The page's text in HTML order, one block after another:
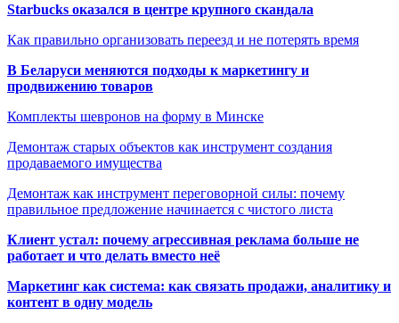
Starbucks оказался в центре крупного скандала
Как правильно организовать переезд и не потерять время
В Беларуси меняются подходы к маркетингу и
продвижению товаров
Комплекты шевронов на форму в Минске
Демонтаж старых объектов как инструмент создания
продаваемого имущества
Демонтаж как инструмент переговорной силы: почему
правильное предложение начинается с чистого листа
Клиент устал: почему агрессивная реклама больше не
работает и что делать вместо неё
Маркетинг как система: как связать продажи, аналитику и
контент в одну модель